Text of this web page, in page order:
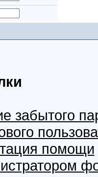
забытого
помощи